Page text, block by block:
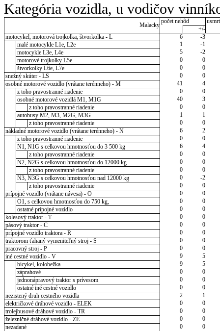
Kategória vozidla, u vodičov
Malacky
počet nehôd
+/-
motocykel, motorová trojkolka, štvorkolka - L
6
-3
malé motocykle L1e, L2e
1
-1
motocykle L3e, L4e
5
-2
motorové trojkolky L5e
0
0
štvorkolky L6e, L7e
0
0
snežný skúter - LS
0
0
osobné motorové vozidlo (vrátane terénneho) - M
41
4
z toho pravostranné riadenie
0
0
osobné motorové vozidlá M1, M1G
40
3
z toho pravostranné riadenie
0
0
autobusy M2, M3, M2G, M3G
1
1
z toho pravostranné riadenie
0
0
nákladné motorové vozidlo (vrátane terénneho) - N
6
2
z toho pravostranné riadenie
0
0
N1, N1G s celkovou hmotnosťou do 3 500 kg
6
4
z toho pravostranné riadenie
0
0
N2, N2G s celkovou hmotnosťou do 12000 kg
0
0
z toho pravostranné riadenie
0
0
N3, N3G s celkovou hmotnosťou nad 12000 kg
0
-2
z toho pravostranné riadenie
0
0
prípojné vozidlo (vrátane návesa) - O
0
0
O1, s celkovou hmotnosťou do 750 kg,
0
0
ostatné prípojné vozidlo
0
0
kolesový traktor - T
0
0
pásový traktor - C
0
0
prípojné vozidlo traktora - R
0
0
traktorom ťahaný vymeniteľný stroj - S
0
0
pracovný stroj - P
0
0
iné cestné vozidlo - V
9
5
bicykel, kolobežka
9
5
záprahové
0
0
jednonápravový traktor s prívesom
0
0
ostatné iné cestné vozidlo
0
0
nezistený druh cestného vozidla
2
1
električkové dráhové vozidlo - ELEK
0
0
trolejbusové dráhové vozidlo - TR
0
0
železničné dráhové vozidlo - ZE
0
0
nezadané
0 0